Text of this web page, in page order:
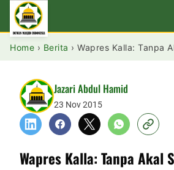
Home › Berita › Wapres Kalla: Tanpa Akal
Jazari Abdul Hamid
23 Nov 2015
Wapres Kalla: Tanpa Akal